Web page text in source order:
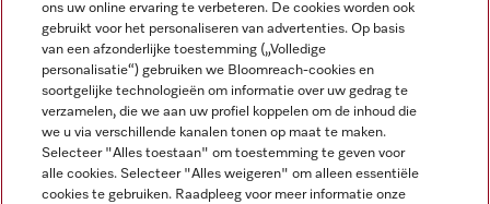
Wettelijke Informatie
Algemene voorwaarden
Privacybeleid
ons uw online ervaring te verbeteren. De cookies worden ook
gebruikt voor het personaliseren van advertenties. Op basis
van een afzonderlijke toestemming („Volledige
personalisatie“) gebruiken we Bloomreach-cookies en
soortgelijke technologieën om informatie over uw gedrag te
verzamelen, die we aan uw profiel koppelen om de inhoud die
we u via verschillende kanalen tonen op maat te maken.
Selecteer "Alles toestaan" om toestemming te geven voor
alle cookies. Selecteer "Alles weigeren" om alleen essentiële
cookies te gebruiken. Raadpleeg voor meer informatie onze